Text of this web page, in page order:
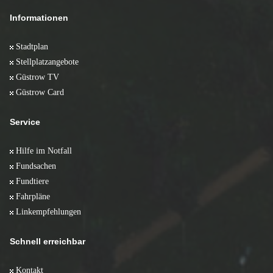
Informationen
Stadtplan
Stellplatzangebote
Güstrow TV
Güstrow Card
Service
Hilfe im Notfall
Fundsachen
Fundtiere
Fahrpläne
Linkempfehlungen
Schnell erreichbar
Kontakt